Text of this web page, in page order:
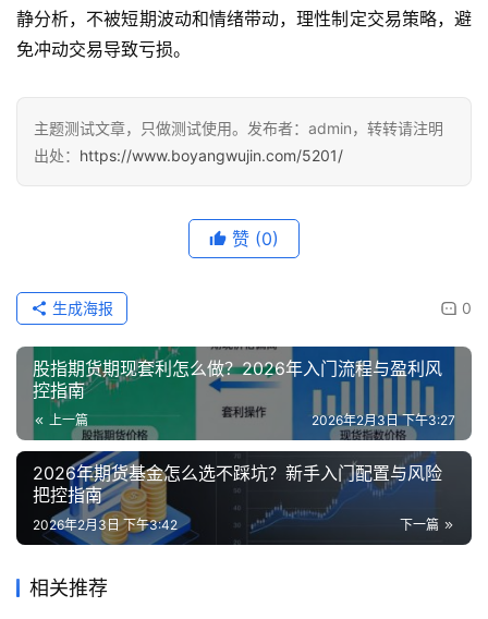
静分析，不被短期波动和情绪带动，理性制定交易策略，避
免冲动交易导致亏损。
主题测试文章，只做测试使用。发布者：admin，转转请注明
出处： https://www.boyangwujin.com/5201/
赞 (0)
0
生成海报
股指期货期现套利怎么做？2026年入门流程与盈利风
控指南
上一篇 2026年2月3日 下午3:27
2026年期货基金怎么选不踩坑？新手入门配置与风险
把控指南
下一篇
2026年2月3日 下午3:42
相关推荐